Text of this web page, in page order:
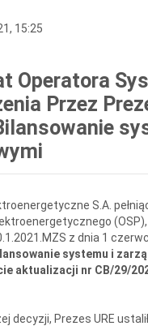
15:25
Operatora
Przez
S.A.
z dnia 1
systemu i
aktualizacji nr CB/29/
decyzji, Prezes URE